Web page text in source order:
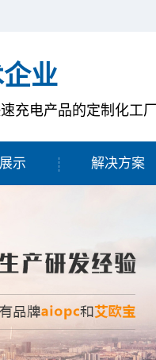
业
充电产品的定制化工厂
示 解决方案